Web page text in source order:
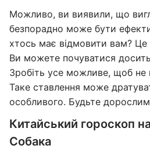
Можливо, ви виявили, що
безпорадно може бути
хтось має відмовити вам? Це
Ви можете почуватися
Зробіть усе можливе, щоб не
Таке ставлення може
особливого. Будьте
Китайський гороскоп
Собака